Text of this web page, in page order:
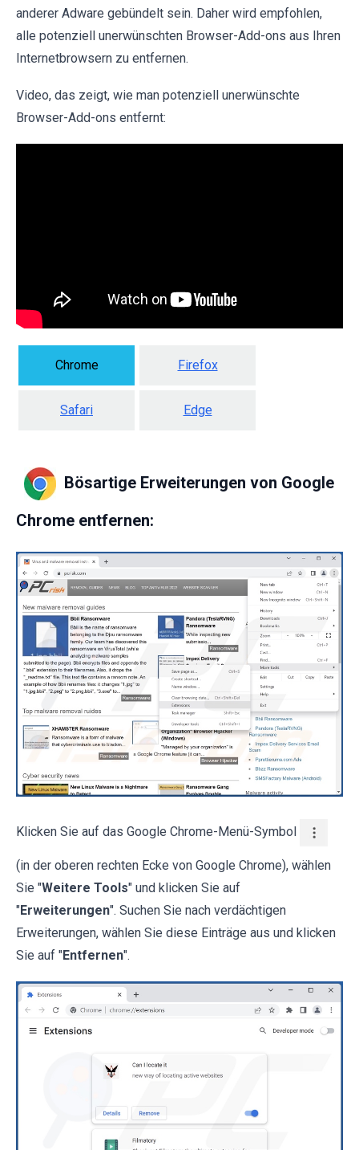
anderer Adware gebündelt sein. Daher wird empfohlen,
alle potenziell unerwünschten Browser-Add-ons aus Ihren
Internetbrowsern zu entfernen.
Video, das zeigt, wie man potenziell unerwünschte
Browser-Add-ons entfernt:
Chrome Firefox
Safari Edge
Bösartige Erweiterungen von Google
Chrome entfernen:
Klicken Sie auf das Google Chrome-Menü-Symbol
(in der oberen rechten Ecke von Google Chrome), wählen
Sie "Weitere Tools" und klicken Sie auf
"Erweiterungen". Suchen Sie nach verdächtigen
Erweiterungen, wählen Sie diese Einträge aus und klicken
Sie auf "Entfernen".